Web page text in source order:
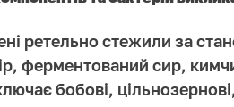
ретельно стежили за
ферментований сир,
бобові,